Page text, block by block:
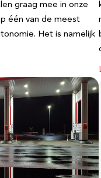
graag mee in onze
één van de meest
Het is namelijk